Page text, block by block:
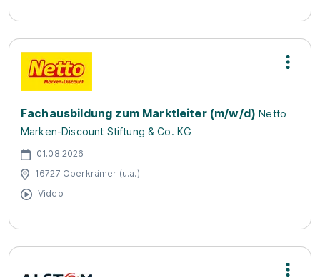
Fachausbildung zum Marktleiter (m/w/d) Netto
Marken-Discount Stiftung & Co. KG
01.08.2026
16727 Oberkrämer (u.a.)
Video